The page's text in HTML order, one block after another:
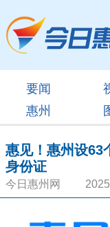
要闻
惠州
惠见！惠州设63
身份证
今日惠州网 2025-